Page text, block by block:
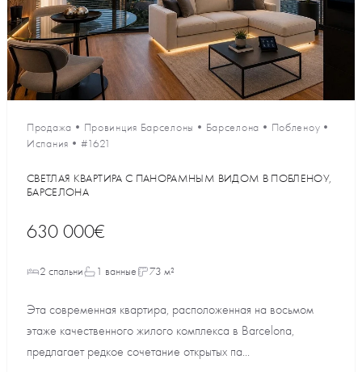
Продажа • Провинция Барселоны • Барселона • Побленоу •
Испания • #1621
СВЕТЛАЯ КВАРТИРА С ПАНОРАМНЫМ ВИДОМ В ПОБЛЕНОУ,
БАРСЕЛОНА
630 000€
2 спальни 1 ванные 73 м²
Эта современная квартира, расположенная на восьмом
этаже качественного жилого комплекса в Barcelona,
предлагает редкое сочетание открытых па...